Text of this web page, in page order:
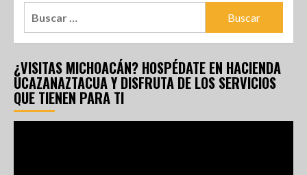
¿VISITAS MICHOACÁN? HOSPÉDATE EN HACIENDA
UCAZANAZTACUA Y DISFRUTA DE LOS SERVICIOS
QUE TIENEN PARA TI